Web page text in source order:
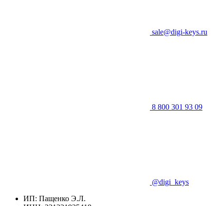
sale@digi-keys.ru
8 800 301 93 09
@digi_keys
ИП: Пащенко Э.Л.